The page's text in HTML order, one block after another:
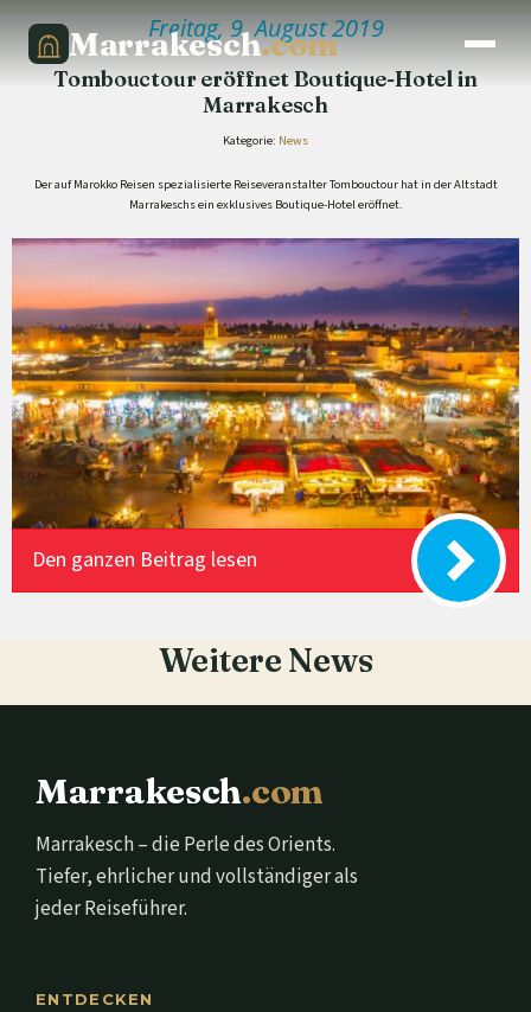
Marrakesch.com
Freitag, 9. August 2019
Tombouctour eröffnet Boutique-Hotel in
Marrakesch
Kategorie: News
Der auf Marokko Reisen spezialisierte Reiseveranstalter Tombouctour hat in der Altstadt
Marrakeschs ein exklusives Boutique-Hotel eröffnet.
Den ganzen Beitrag lesen
Weitere News
Marrakesch.com
Marrakesch – die Perle des Orients.
Tiefer, ehrlicher und vollständiger als
jeder Reiseführer.
ENTDECKEN